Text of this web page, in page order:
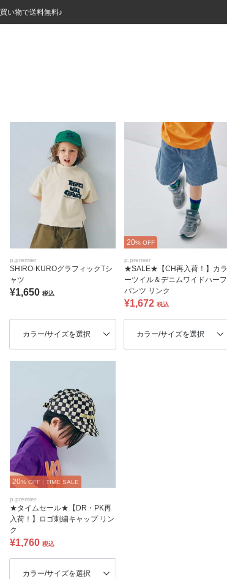
い物で送料無料♪
お昼12:59まで！！
い物で送料無料♪
お昼12:59まで！！
p.premier
SHIRO-KUROグラフィックTシ
ャツ
¥1,650 税込
カラー/サイズを選択
20% OFF
p.premier
★SALE★【CH再入荷！】カラ
ーツイル＆デニムワイドハーフ
パンツ リンク
¥1,672 税込
カラー/サイズを選択
20% OFF TIME SALE
p.premier
★タイムセール★【DR・PK再
入荷！】ロゴ刺繍キャップ リン
ク
¥1,760 税込
カラー/サイズを選択